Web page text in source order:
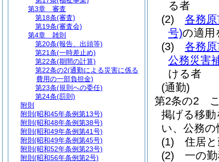
る者
(2)
各務
号)の適用
(3)
各務
公務災害
ける者
(通勤)
第2条の2
掲げる移
い、公務
(1)
住居
(2)
一の
第3章
審査
第18条(審査)
第19条(審査会)
第4章
雑則
第20条(報告、出頭等)
第21条(一時差止め)
第22条(期間の計算)
第22条の2(通勤による災害に係る
費用の一部負担金)
第23条(規則への委任)
第24条(罰則)
附則
附則 (昭和45年条例第13号)
附則 (昭和48年条例第38号)
附則 (昭和49年条例第41号)
附則 (昭和49年条例第45号)
附則 (昭和52年条例第23号)
附則 (昭和56年条例第2号)